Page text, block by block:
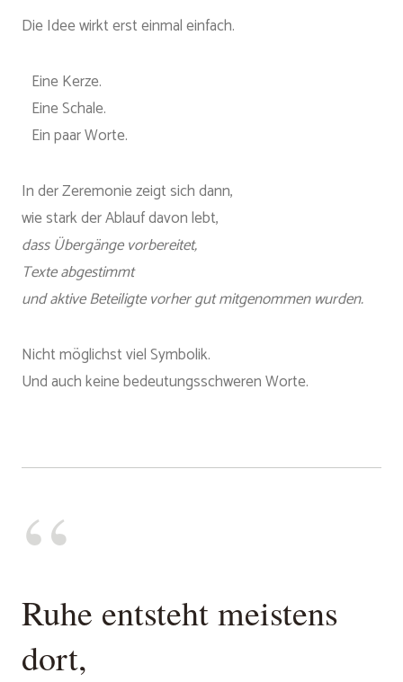
Die Idee wirkt erst einmal einfach.
Eine Kerze.
Eine Schale.
Ein paar Worte.
In der Zeremonie zeigt sich dann,
wie stark der Ablauf davon lebt,
dass Übergänge vorbereitet,
Texte abgestimmt
und aktive Beteiligte vorher gut mitgenommen wurden.
Nicht möglichst viel Symbolik.
Und auch keine bedeutungsschweren Worte.
“
Ruhe entsteht meistens
dort,